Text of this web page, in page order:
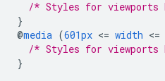
/* Styles for viewports
}
@media (601px <= width <=
/* Styles for viewports
}